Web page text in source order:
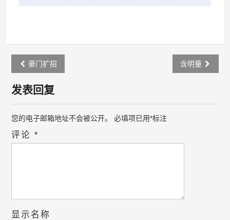
Post
navigation
豪门扩招 含明量
发表回复
您的电子邮箱地址不会被公开。 必填项已用*标注
评论*
显示名称